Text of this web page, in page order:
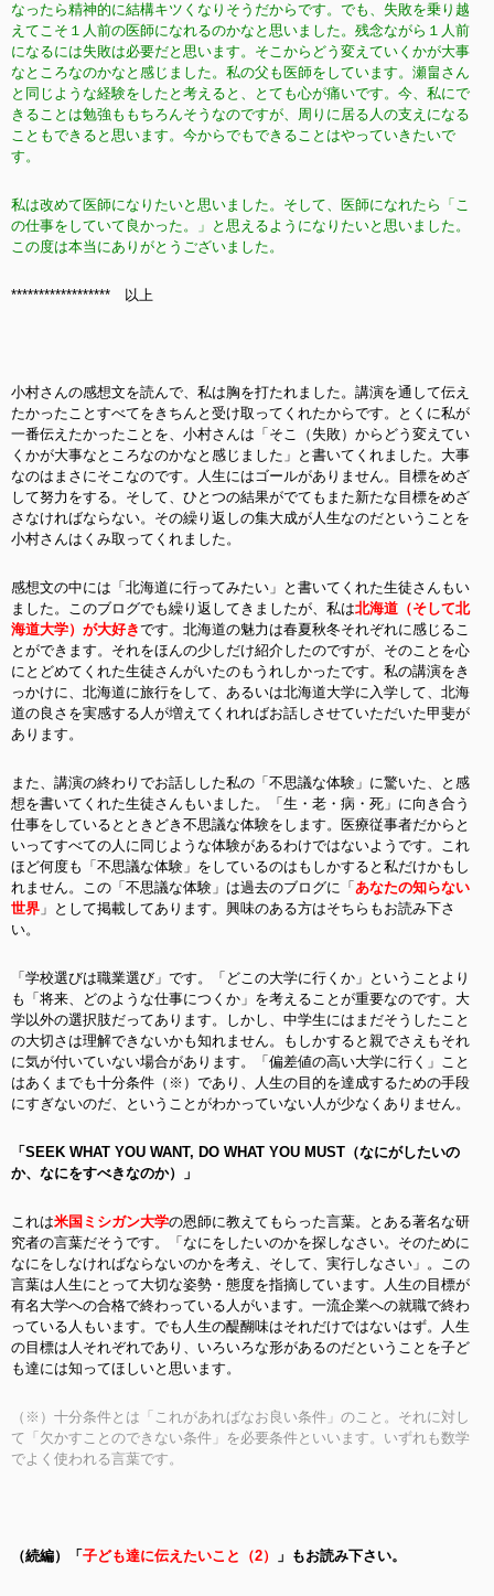
なったら精神的に結構キツくなりそうだからです。でも、失敗を乗り越
えてこそ１人前の医師になれるのかなと思いました。残念ながら１人前
になるには失敗は必要だと思います。そこからどう変えていくかが大事
なところなのかなと感じました。私の父も医師をしています。瀬畠さん
と同じような経験をしたと考えると、とても心が痛いです。今、私にで
きることは勉強ももちろんそうなのですが、周りに居る人の支えになる
こともできると思います。今からでもできることはやっていきたいで
す。
私は改めて医師になりたいと思いました。そして、医師になれたら「こ
の仕事をしていて良かった。」と思えるようになりたいと思いました。
この度は本当にありがとうございました。
****************** 以上
小村さんの感想文を読んで、私は胸を打たれました。講演を通して伝え
たかったことすべてをきちんと受け取ってくれたからです。とくに私が
一番伝えたかったことを、小村さんは「そこ（失敗）からどう変えてい
くかが大事なところなのかなと感じました」と書いてくれました。大事
なのはまさにそこなのです。人生にはゴールがありません。目標をめざ
して努力をする。そして、ひとつの結果がでてもまた新たな目標をめざ
さなければならない。その繰り返しの集大成が人生なのだということを
小村さんはくみ取ってくれました。
感想文の中には「北海道に行ってみたい」と書いてくれた生徒さんもい
ました。このブログでも繰り返してきましたが、私は北海道（そして北
海道大学）が大好きです。北海道の魅力は春夏秋冬それぞれに感じるこ
とができます。それをほんの少しだけ紹介したのですが、そのことを心
にとどめてくれた生徒さんがいたのもうれしかったです。私の講演をき
っかけに、北海道に旅行をして、あるいは北海道大学に入学して、北海
道の良さを実感する人が増えてくれればお話しさせていただいた甲斐が
あります。
また、講演の終わりでお話しした私の「不思議な体験」に驚いた、と感
想を書いてくれた生徒さんもいました。「生・老・病・死」に向き合う
仕事をしているとときどき不思議な体験をします。医療従事者だからと
いってすべての人に同じような体験があるわけではないようです。これ
ほど何度も「不思議な体験」をしているのはもしかすると私だけかもし
れません。この「不思議な体験」は過去のブログに「 あなたの知らない
世界 」として掲載してあります。興味のある方はそちらもお読み下さ
い。
「学校選びは職業選び」です。「どこの大学に行くか」ということより
も「将来、どのような仕事につくか」を考えることが重要なのです。大
学以外の選択肢だってあります。しかし、中学生にはまだそうしたこと
の大切さは理解できないかも知れません。もしかすると親でさえもそれ
に気が付いていない場合があります。「偏差値の高い大学に行く」こと
はあくまでも十分条件（※）であり、人生の目的を達成するための手段
にすぎないのだ、ということがわかっていない人が少なくありません。
「SEEK WHAT YOU WANT, DO WHAT YOU MUST（なにがしたいの
か、なにをすべきなのか）」
これは米国ミシガン大学の恩師に教えてもらった言葉。とある著名な研
究者の言葉だそうです。「なにをしたいのかを探しなさい。そのために
なにをしなければならないのかを考え、そして、実行しなさい」。この
言葉は人生にとって大切な姿勢・態度を指摘しています。人生の目標が
有名大学への合格で終わっている人がいます。一流企業への就職で終わ
っている人もいます。でも人生の醍醐味はそれだけではないはず。人生
の目標は人それぞれであり、いろいろな形があるのだということを子ど
も達には知ってほしいと思います。
（※）十分条件とは「これがあればなお良い条件」のこと。それに対し
て「欠かすことのできない条件」を必要条件といいます。いずれも数学
でよく使われる言葉です。
（続編）「 子ども達に伝えたいこと（2） 」もお読み下さい。